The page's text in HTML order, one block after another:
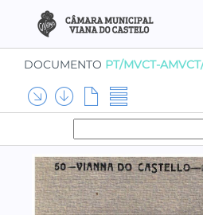
DOCUMENTO PT/MVCT-